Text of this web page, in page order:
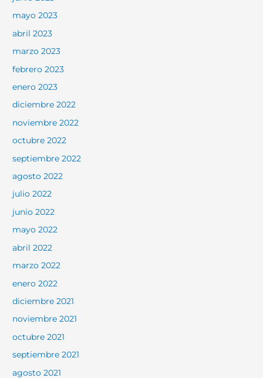
mayo 2023
abril 2023
marzo 2023
febrero 2023
enero 2023
diciembre 2022
noviembre 2022
octubre 2022
septiembre 2022
agosto 2022
julio 2022
junio 2022
mayo 2022
abril 2022
marzo 2022
enero 2022
diciembre 2021
noviembre 2021
octubre 2021
septiembre 2021
agosto 2021